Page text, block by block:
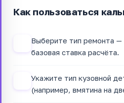
Как пользоваться
Выберите тип ремонта —
базовая ставка расчёта.
Укажите тип кузовной
(например, вмятина на